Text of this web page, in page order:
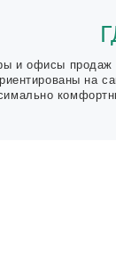
и офисы
на